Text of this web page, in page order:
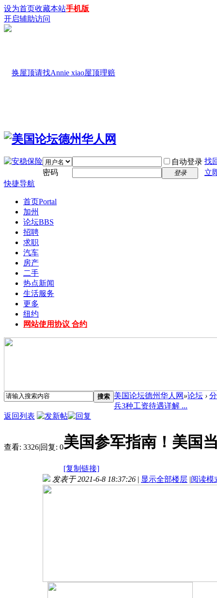
设为首页收藏本站手机版
开启辅助访问
自动登录 找
密码
登录
立
快捷导航
首页Portal
加州
论坛BBS
招聘
求职
汽车
房产
二手
热点新闻
生活服务
更多
纽约
网站使用协议 合约
搜索 美国论坛德州华人网 »论坛 ›
兵3种工资待遇详解 ...
返回列表
查看: 3326|回复: 0美国参军指南！美国
[复制链接]
发表于 2021-6-8 18:37:26 | 显示全部楼层 |阅读模